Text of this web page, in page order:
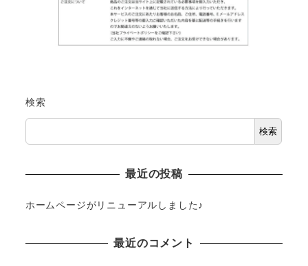
検索
検索
最近の投稿
ホームページがリニューアルしました♪
最近のコメント